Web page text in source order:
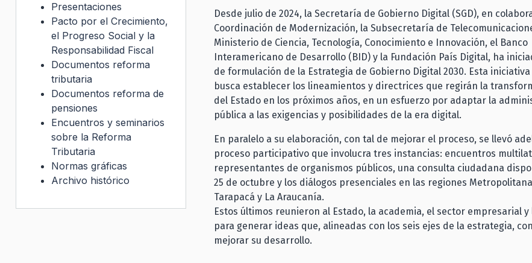
Desde julio de 2024, la Secretaría de Gobierno Digital (SGD), en
Coordinación de Modernización, la Subsecretaría de
Ministerio de Ciencia, Tecnología, Conocimiento e Innovación, el Banco
Interamericano de Desarrollo (BID) y la Fundación País Digital, ha
de formulación de la Estrategia de Gobierno Digital 2030. Esta
busca establecer los lineamientos y directrices que regirán la
del Estado en los próximos años, en un esfuerzo por adaptar la
pública a las exigencias y posibilidades de la era digital.
En paralelo a su elaboración, con tal de mejorar el proceso, se llevó
proceso participativo que involucra tres instancias: encuentros
representantes de organismos públicos, una consulta ciudadana
25 de octubre y los diálogos presenciales en las regiones
Tarapacá y La Araucanía.
Estos últimos reunieron al Estado, la academia, el sector empresarial
para generar ideas que, alineadas con los seis ejes de la estrategia,
mejorar su desarrollo.
Presentaciones
Pacto por el Crecimiento,
el Progreso Social y la
Responsabilidad Fiscal
Documentos reforma
tributaria
Documentos reforma de
pensiones
Encuentros y seminarios
sobre la Reforma
Tributaria
Normas gráficas
Archivo histórico